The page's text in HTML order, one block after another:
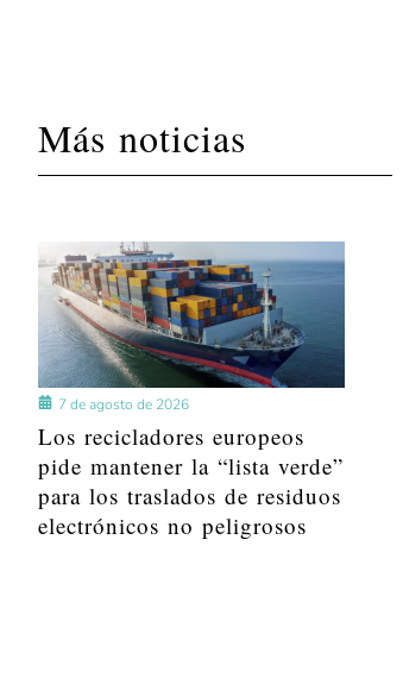
Más noticias
7 de agosto de 2026
Los recicladores europeos
pide mantener la “lista verde”
para los traslados de residuos
electrónicos no peligrosos